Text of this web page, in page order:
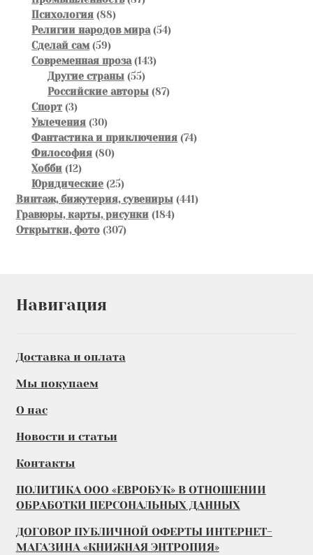
Психология 8888
товаров
Религии народов мира 5454
Сделай сам 5959
товаров
Современная проза 143143
Другие страны 5555
товаров
Российские авторы 8787
Спорт 33
товара
Увлечения 3030
товаров
Фантастика и приключения 7474
Философия 8080
Хобби 1212
товаров
Юридические 2525
товаров
Винтаж, бижутерия, сувениры 441441
Гравюры, карты, рисунки 184184
Открытки, фото 307307
Навигация
Доставка и оплата
Мы покупаем
О нас
Новости и статьи
Контакты
ПОЛИТИКА ООО «ЕВРОБУК» В ОТНОШЕНИИ
ОБРАБОТКИ ПЕРСОНАЛЬНЫХ ДАННЫХ
ДОГОВОР ПУБЛИЧНОЙ ОФЕРТЫ ИНТЕРНЕТ-
МАГАЗИНА «КНИЖНАЯ ЭНТРОПИЯ»